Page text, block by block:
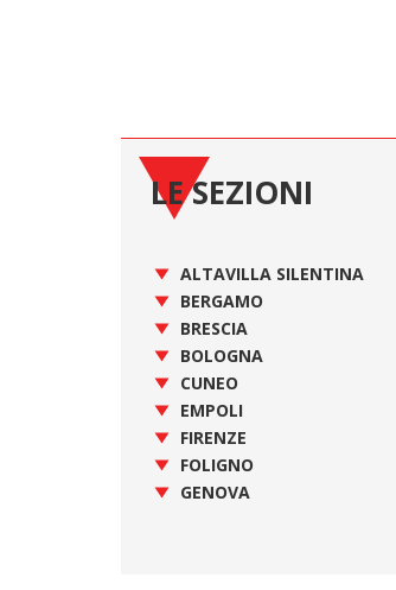
LE SEZIONI
ALTAVILLA SILENTINA
BERGAMO
BRESCIA
BOLOGNA
CUNEO
EMPOLI
FIRENZE
FOLIGNO
GENOVA